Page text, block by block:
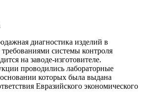
диагностика изделий в
требованиями системы контроля
на заводе-изготовителе.
проводились лабораторные
которых была выдана
Евразийского экономического